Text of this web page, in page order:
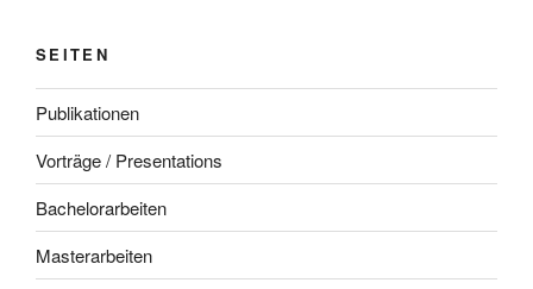
SEITEN
Publikationen
Vorträge / Presentations
Bachelorarbeiten
Masterarbeiten